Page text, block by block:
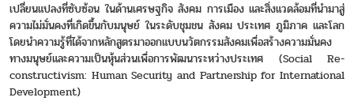
เปลี่ยนแปลงที่ซับซ้อน ในด้านเศรษฐกิจ สังคม การเมือง และสิ่งแวดล้อมที่นำมาสู่
ความไม่มั่นคงที่เกิดขึ้นกับมนุษย์ ในระดับชุมชน สังคม ประเทศ ภูมิภาค และโลก
โดยนำความรู้ที่ได้จากหลักสูตรมาออกแบบนวัตกรรมสังคมเพื่อสร้างความมั่นคง
ทางมนุษย์และความเป็นหุ้นส่วนเพื่อการพัฒนาระหว่างประเทศ (Social Re-
constructivism: Human Security and Partnership for International
Development)